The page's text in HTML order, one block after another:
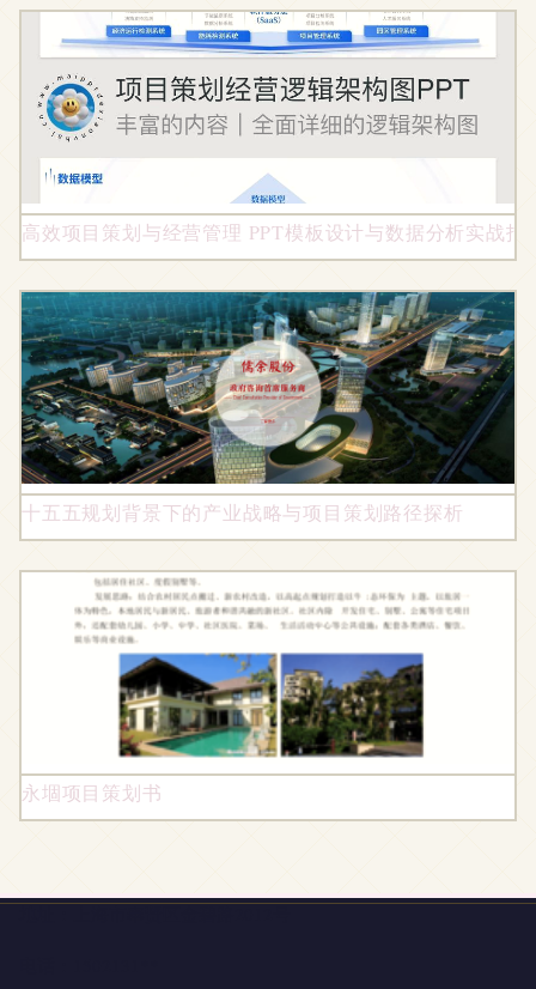
高效项目策划与经营管理 PPT模板设计与数据分析实战指
十五五规划背景下的产业战略与项目策划路径探析
永堌项目策划书